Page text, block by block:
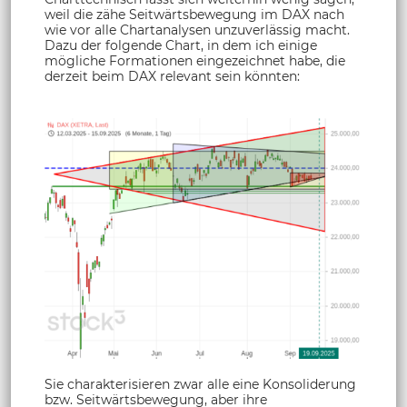
weil die zähe Seitwärtsbewegung im DAX nach
wie vor alle Chartanalysen unzuverlässig macht.
Dazu der folgende Chart, in dem ich einige
mögliche Formationen eingezeichnet habe, die
derzeit beim DAX relevant sein könnten:
Sie charakterisieren zwar alle eine Konsoliderung
bzw. Seitwärtsbewegung, aber ihre